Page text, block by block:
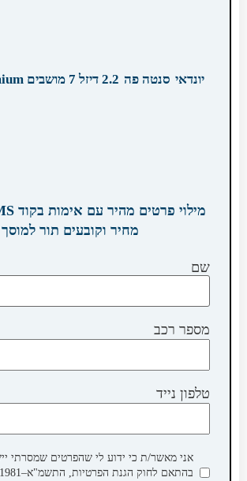
יונדאי סנטה פה 2.2 דיזל 7 מושבים Premium
מחיר וקובעים תור למוסך
שם
מספר רכב
טלפון נייד
אני מאשר/ת כי ידוע לי שהפרטים שמסרתי